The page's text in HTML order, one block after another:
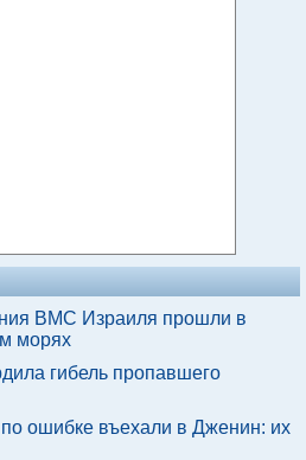
ВМС Израиля прошли в
морях
гибель пропавшего
ошибке въехали в Дженин: их